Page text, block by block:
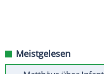
Meistgelesen